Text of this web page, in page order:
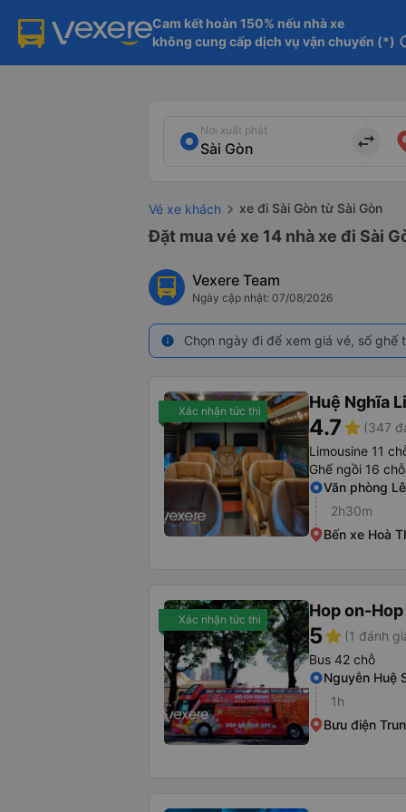
Cam kết hoàn 150% nếu nhà xe
không cung cấp dịch vụ vận chuyển (*)
Nơi xuất phát
import_export
Vé xe khách xe đi Sài Gòn từ Sài Gòn
Đặt mua vé xe 14 nhà xe đi Sài
Vexere Team
Ngày cập nhật: 07/08/2026
info Chọn ngày đi để xem giá vé, số
Xác nhận tức thì Huệ Nghĩa
4.7star (347
Limousine 11
Ghế ngồi 16 chỗ
Văn phòng
2h30m
Bến xe Hoà
Xác nhận tức thì Hop on-
5star (1 đánh
Bus 42 chỗ
Nguyễn Huệ
1h
Bưu điện